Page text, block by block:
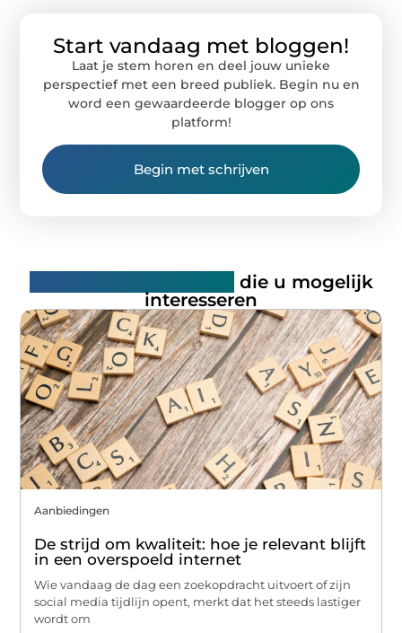
Start vandaag met bloggen!
Laat je stem horen en deel jouw unieke
perspectief met een breed publiek. Begin nu en
word een gewaardeerde blogger op ons
platform!
Begin met schrijven
die u mogelijk
interesseren
Aanbiedingen
De strijd om kwaliteit: hoe je relevant blijft
in een overspoeld internet
Wie vandaag de dag een zoekopdracht uitvoert of zijn
social media tijdlijn opent, merkt dat het steeds lastiger
wordt om